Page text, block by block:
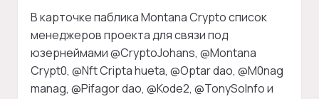
В карточке паблика Montana Crypto список
менеджеров проекта для связи под
юзернеймами @CryptoJohans, @Montana
Crypt0, @Nft Cripta hueta, @Optar dao, @M0nag
manag, @Pifagor dao, @Kode2, @TonySoInfo и